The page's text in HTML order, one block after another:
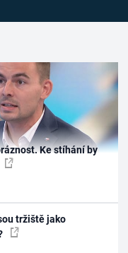
Ke stíhání by
tržiště jako